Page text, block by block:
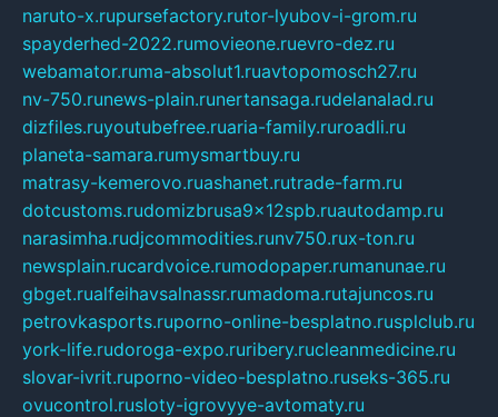
naruto-x.rupursefactory.rutor-lyubov-i-grom.ru
spayderhed-2022.rumovieone.ruevro-dez.ru
webamator.ruma-absolut1.ruavtopomosch27.ru
nv-750.runews-plain.runertansaga.rudelanalad.ru
dizfiles.ruyoutubefree.ruaria-family.ruroadli.ru
planeta-samara.rumysmartbuy.ru
matrasy-kemerovo.ruashanet.rutrade-farm.ru
dotcustoms.rudomizbrusa9x12spb.ruautodamp.ru
narasimha.rudjcommodities.runv750.rux-ton.ru
newsplain.rucardvoice.rumodopaper.rumanunae.ru
gbget.rualfeihavsalnassr.rumadoma.rutajuncos.ru
petrovkasports.ruporno-online-besplatno.rusplclub.ru
york-life.rudoroga-expo.ruribery.rucleanmedicine.ru
slovar-ivrit.ruporno-video-besplatno.ruseks-365.ru
ovucontrol.rusloty-igrovyye-avtomaty.ru